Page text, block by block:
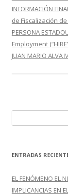
o
o
k
INFORMACIÓN
de Fiscalización
PERSONA
Employment
JUAN MARIO ALVA
u
c
r
:
ENTRADAS
EL FENÓMENO EL
IMPLICANCIAS EN